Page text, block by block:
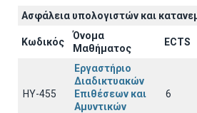
Ασφάλεια υπολογιστών και
Κωδικός
Όνομα
Μαθήματος
ECTS
ΗΥ-455
Εργαστήριο
Διαδικτυακών
Επιθέσεων και
Αμυντικών
6